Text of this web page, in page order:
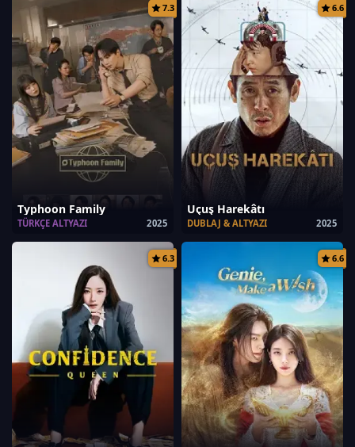
7.3
Typhoon Family
2025
TÜRKÇE ALTYAZI
6.6
Uçuş Harekâtı
2025
DUBLAJ & ALTYAZI
6.3 6.6